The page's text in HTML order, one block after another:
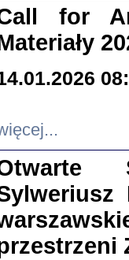
for